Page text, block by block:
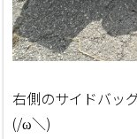
右側のサイドバッ
(/ω＼)